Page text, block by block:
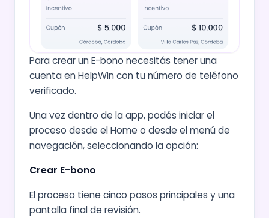
Para crear un E-bono necesitás tener una
cuenta en HelpWin con tu número de teléfono
verificado.
Una vez dentro de la app, podés iniciar el
proceso desde el Home o desde el menú de
navegación, seleccionando la opción:
Crear E-bono
El proceso tiene cinco pasos principales y una
pantalla final de revisión.